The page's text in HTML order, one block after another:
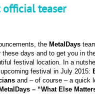
official teaser
the MetalDays
these days and to get you in
festival location. In a
festival in July 2015:
and – of course – a quick
MetalDays – “What Else